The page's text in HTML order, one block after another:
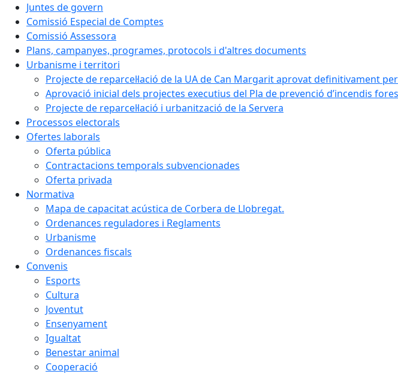
Juntes de govern
Comissió Especial de Comptes
Comissió Assessora
Plans, campanyes, programes, protocols i d'altres documents
Urbanisme i territori
Projecte de reparcel·lació de la UA de Can Margarit aprovat definitivament
Aprovació inicial dels projectes executius del Pla de prevenció d’incendis
Projecte de reparcel·lació i urbanització de la Servera
Processos electorals
Ofertes laborals
Oferta pública
Contractacions temporals subvencionades
Oferta privada
Normativa
Mapa de capacitat acústica de Corbera de Llobregat.
Ordenances reguladores i Reglaments
Urbanisme
Ordenances fiscals
Convenis
Esports
Cultura
Joventut
Ensenyament
Igualtat
Benestar animal
Cooperació